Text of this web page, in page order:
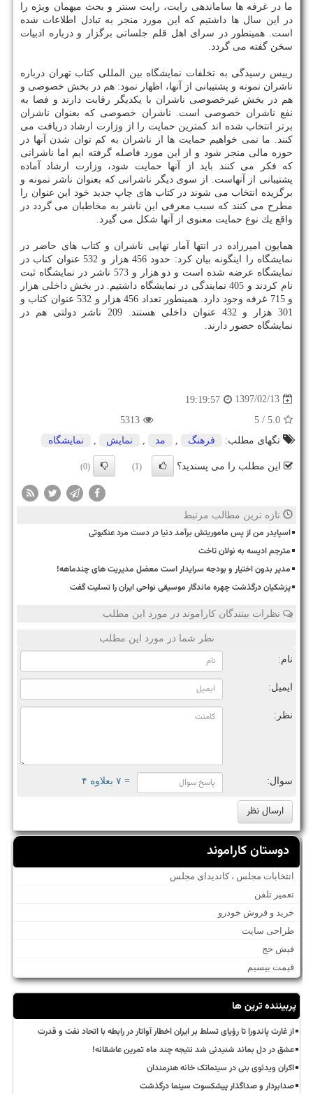
ما در غرفه ها ساماندهی رایت، رایت سنتر و بحث میهمان ویژه را
در این سال ها داشتیم كه این مورد منجر به تبادل اطلاعات شده
است. همینطور در سرای اهل قلم جلساتی برگزار و درباره ادبیات
سخن گفته می گردد.
رییس رسیدگی به تخلفات نمایشگاه بین المللی كتاب تهران درباره
ناشران نمونه و پشتیبانی از آنها، اظهار نمود: هم در بخش خصوصی و
هم در بخش غیرخصوصی ناشران با یكدیگر رقابت دارند و فضا به
نفع ناشران خصوصی است. ناشران خصوصی كه بعنوان ناشران
برتر انتخاب شده اند كمترین حمایت را از وزارت ارشاد دریافت می
كنند. ما نمی خواهیم حمایت ها از ناشران به كم توان شدن آنها در
حوزه مالی منجر شود و از این مورد فاصله گرفته ایم اما ناشرانی
كه فكر می كنند باید از آنها حمایت شود، وزارت ارشاد آماده
پشتیبانی از آنهاست. از سوی دیگر ناشرانی كه بعنوان ناشر نمونه و
برگزیده انتخاب می شوند در كتاب های چاپ جدید خود این عنوان را
مطرح می كنند كه سبب معرفی این ناشر به مخاطبان می گردد در
واقع یك نوع حمایت معنوی از آنها شكل می گیرد.
همایون امیرزاده در انتها آمار نهایی ناشران و كتاب های حاضر در
نمایشگاه را اینگونه بیان كرد: حدود 456 هزار و 532 عنوان كتاب در
نمایشگاه عرضه شده است و دو هزار و 573 ناشر در نمایشگاه ثبت
نام كردند و 405 نمایندگی در نمایشگاه داشتیم. در بخش داخلی هزار
و 715 غرفه وجود دارد. همینطور تعداد 456 هزار و 532 عنوان كتاب و
301 هزار و 432 عنوان داخلی هستند. 209 ناشر دولتی هم در
نمایشگاه حضور دارند.
1397/02/13
19:19:57
5.0
/ 5
5313
تگهای مطلب:
فرهنگ , مد , نمایش , نمایشگاه
این مطلب را می پسندید؟ (1)
(0)
تازه ترین مطالب مرتبط
اسپایدر من از پس ماموریتش برآمد دنیا در دست مرد عنکبوتی
مترجم ادیسه به نولان تاخت
مدیر بدون اختیار و بودجه سرایدار است معضل مدیریت های چندماهه!
پزشکیان درگذشت چهره ماندگار موسیقی نواحی ایران را تسلیت گفت
نظرات بینندگان کاراموند در مورد این مطلب
نظر شما در مورد این مطلب
نام:
ایمیل:
نظر:
سوال: = ۷ بعلاوه ۴
دوستان کاراموند
انتخابات مجلس ، کاندیدای مجلس
تعمیر تلفن
خرید و فروش خودرو
طراحی سایت
فیش حج
قیمت بیسیم
پربیننده ترین ها
از غارت پاندورا تا رؤیای تسلط بر ایران اخطار آواتار در رابطه با اتحاد نفت و قدرت
عشق در دل بماند شنیدنی شد نتیجه چند ماه تمرین عاشقانه!
اکران ویدئوی بنی در سینماتک خانه هنرمندان
صدابردار و صداگذار پیشکسوت سینما درگذشت